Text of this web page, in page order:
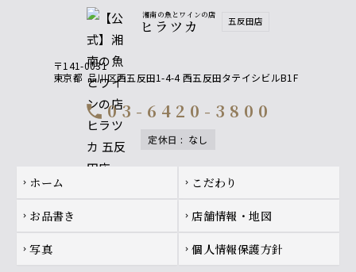
湘南の魚とワインの店
ヒラツカ 五反田店
〒141-0031
東京都 品川区西五反田1-4-4 西五反田タテイシビルB1F
call03-6420-3800
定休日 : なし
Footer navigation
chevron_right ホーム chevron_right こだわり
chevron_right お品書き chevron_right 店舗情報・地図
chevron_right 写真 chevron_right 個人情報保護方針